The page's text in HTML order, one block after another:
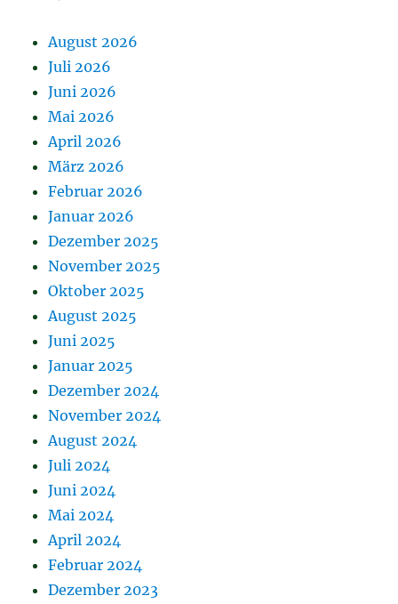
August 2026
Juli 2026
Juni 2026
Mai 2026
April 2026
März 2026
Februar 2026
Januar 2026
Dezember 2025
November 2025
Oktober 2025
August 2025
Juni 2025
Januar 2025
Dezember 2024
November 2024
August 2024
Juli 2024
Juni 2024
Mai 2024
April 2024
Februar 2024
Dezember 2023